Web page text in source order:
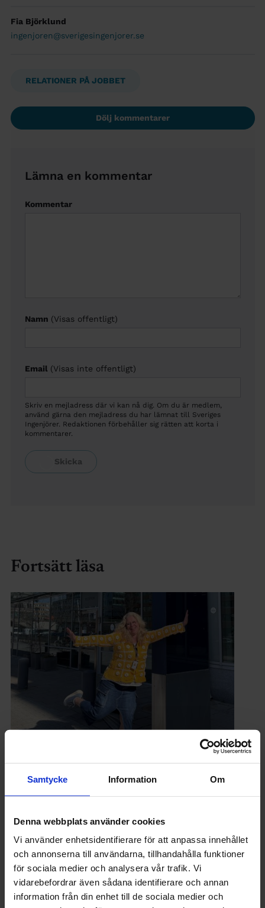
Samtycke Information Om
Denna webbplats använder cookies
Vi använder enhetsidentifierare för att anpassa innehållet
och annonserna till användarna, tillhandahålla funktioner
för sociala medier och analysera vår trafik. Vi
vidarebefordrar även sådana identifierare och annan
information från din enhet till de sociala medier och
Fia Björklund
ingenjoren@sverigesingenjorer.se
RELATIONER PÅ JOBBET
Dölj kommentarer
Lämna en kommentar
Kommentar
Namn (Visas offentligt)
Email (Visas inte offentligt)
Skriv en mejladress där vi kan nå dig. Om du är medlem,
använd gärna den mejladress du har lämnat till Sveriges
Ingenjörer. Redaktionen förbehåller sig rätten att korta i
kommentarer.
Fortsätt läsa
om det”